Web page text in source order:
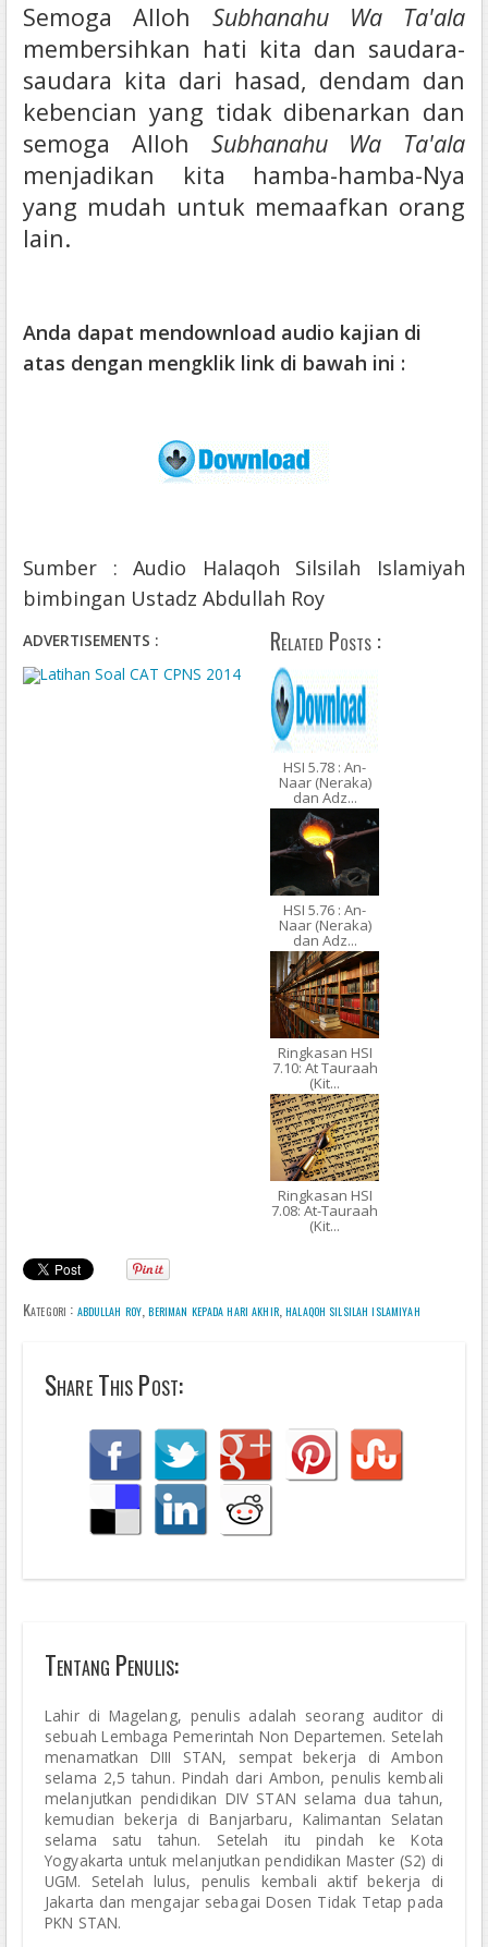
Semoga Alloh Subhanahu Wa Ta'ala
membersihkan hati kita dan saudara-
saudara kita dari hasad, dendam dan
kebencian yang tidak dibenarkan dan
semoga Alloh Subhanahu Wa Ta'ala
menjadikan kita hamba-hamba-Nya
yang mudah untuk memaafkan orang
lain.
Anda dapat mendownload audio kajian di
atas dengan mengklik link di bawah ini :
Sumber : Audio Halaqoh Silsilah Islamiyah
bimbingan Ustadz Abdullah Roy
ADVERTISEMENTS : Related Posts :
HSI 5.78 : An-
Naar (Neraka)
dan Adz...
HSI 5.76 : An-
Naar (Neraka)
dan Adz...
Ringkasan HSI
7.10: At Tauraah
(Kit...
Ringkasan HSI
7.08: At-Tauraah
(Kit...
Kategori :abdullah roy ,beriman kepada hari akhir,halaqoh silsilah islamiyah
Share This Post:
Tentang Penulis:
Lahir di Magelang, penulis adalah seorang auditor di
sebuah Lembaga Pemerintah Non Departemen. Setelah
menamatkan DIII STAN, sempat bekerja di Ambon
selama 2,5 tahun. Pindah dari Ambon, penulis kembali
melanjutkan pendidikan DIV STAN selama dua tahun,
kemudian bekerja di Banjarbaru, Kalimantan Selatan
selama satu tahun. Setelah itu pindah ke Kota
Yogyakarta untuk melanjutkan pendidikan Master (S2) di
UGM. Setelah lulus, penulis kembali aktif bekerja di
Jakarta dan mengajar sebagai Dosen Tidak Tetap pada
PKN STAN.